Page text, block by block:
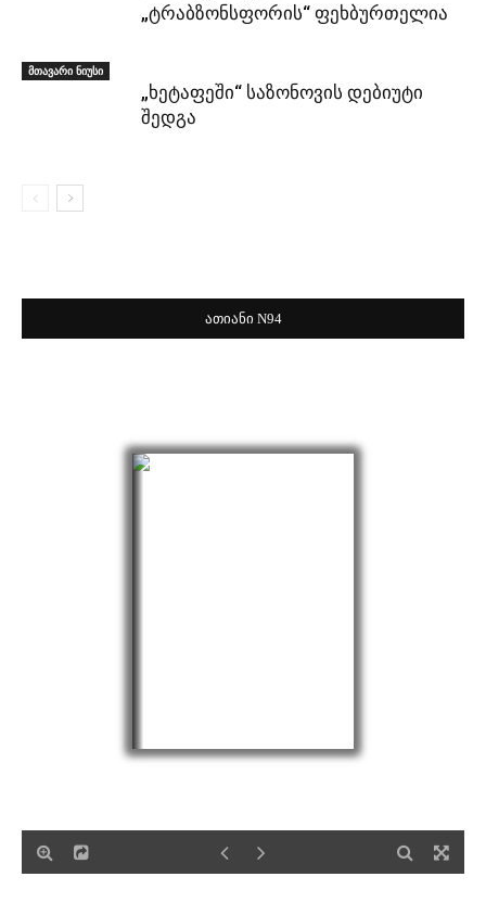
„ტრაბზონსფორის“ ფეხბურთელია
მთავარი ნიუსი
„ხეტაფეში“ საზონოვის დებიუტი
შედგა
ათიანი N94